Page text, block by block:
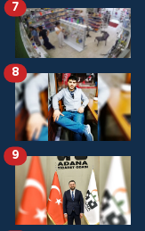
7
8
9